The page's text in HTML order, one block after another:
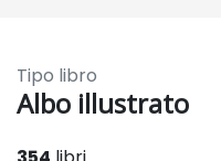
Tipo libro
Albo illustrato